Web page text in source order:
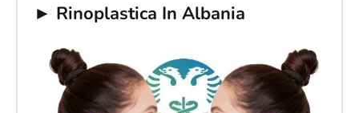
► Rinoplastica In Albania